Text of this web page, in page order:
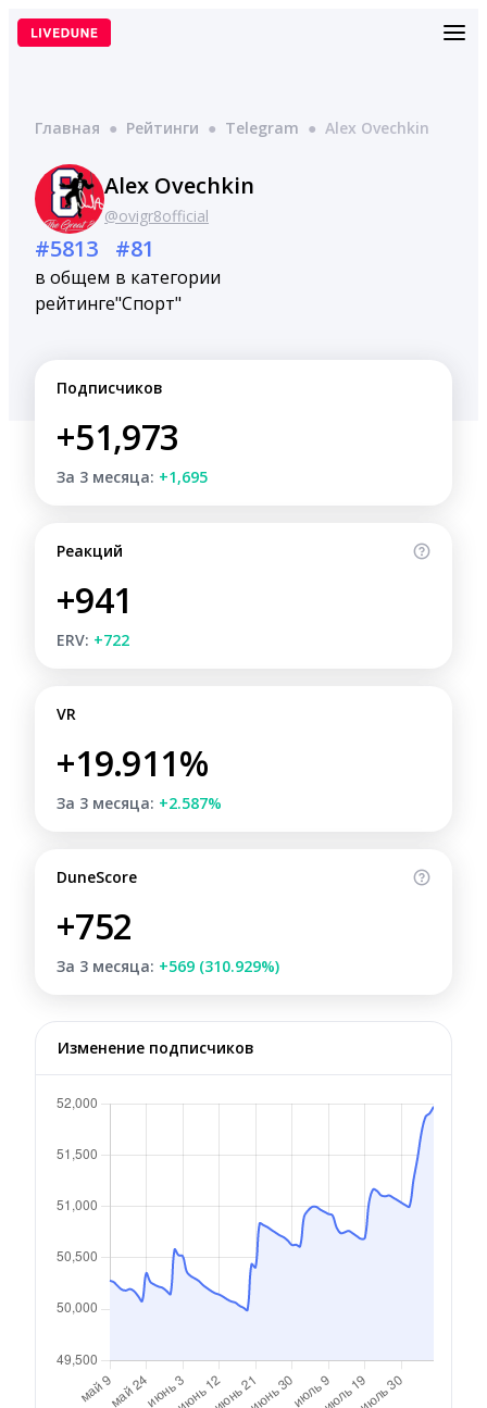
Перейти
Главная ● Рейтинги ● Telegram ● Alex Ovechkin
Alex Ovechkin
@ovigr8official
#5813
в общем
рейтинге
#81
в категории
"Спорт"
Подписчиков
+51,973
За 3 месяца: +1,695
Реакций
+941
ERV: +722
VR
+19.911%
За 3 месяца: +2.587%
DuneScore
+752
За 3 месяца: +569 (310.929%)
Изменение подписчиков